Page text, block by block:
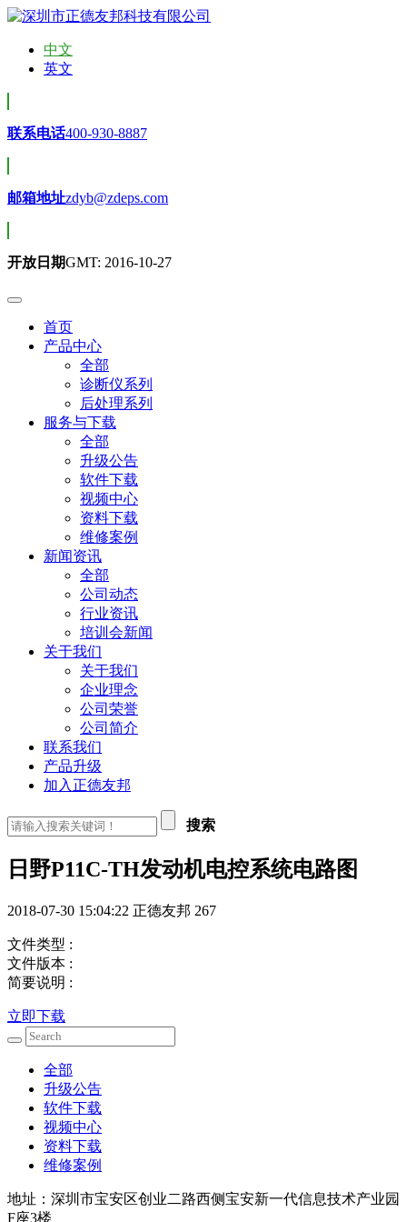
中文
英文
联系电话400-930-8887
邮箱地址zdyb@zdeps.com
开放日期GMT: 2016-10-27
首页
产品中心
全部
诊断仪系列
后处理系列
服务与下载
全部
升级公告
软件下载
视频中心
资料下载
维修案例
新闻资讯
全部
公司动态
行业资讯
培训会新闻
关于我们
关于我们
企业理念
公司荣誉
公司简介
联系我们
产品升级
加入正德友邦
搜索
日野P11C-TH发动机电控系统电路图
2018-07-30 15:04:22 正德友邦 267
文件类型 :
文件版本 :
简要说明 :
立即下载
全部
升级公告
软件下载
视频中心
资料下载
维修案例
地址：深圳市宝安区创业二路西侧宝安新一代信息技术产业园
F座3楼